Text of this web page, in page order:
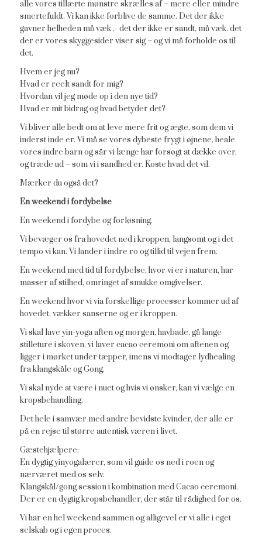
alle vores tillærte mønstre skrælles af – mere eller mindre
smertefuldt. Vi kan ikke forblive de samme. Det der ikke
gavner helheden må væk .- det der ikke er sandt, må væk. det
der er vores skyggesider viser sig – og vi må forholde os til
det.
Hvem er jeg nu?
Hvad er reelt sandt for mig?
Hvordan vil jeg møde op i den nye tid?
Hvad er mit bidrag og hvad betyder det?
Vi bliver alle bedt om at leve mere frit og ægte, som dem vi
inderst inde er. Vi må se vores dybeste frygt i øjnene, heale
vores indre barn og sår vi længe har forsøgt at dække over,
og træde ud – som vi i sandhed er. Koste hvad det vil.
Mærker du også det?
En weekend i fordybelse
En weekend i fordybe og forløsning.
Vi bevæger os fra hovedet ned i kroppen, langsomt og i det
tempo vi kan. Vi lander i indre ro og tillid til vejen frem.
En weekend med tid til fordybelse, hvor vi er i naturen, har
masser af stilhed, omringet af smukke omgivelser.
En weekend hvor vi via forskellige processer kommer ud af
hovedet, vækker sanserne og er i kroppen.
Vi skal lave yin-yoga aften og morgen, havbade, gå lange
stilleture i skoven, vi laver cacao ceremoni om aftenen og
ligger i mørket under tæpper, imens vi modtager lydhealing
fra klangskåle og Gong.
Vi skal nyde at være i nuet og hvis vi ønsker, kan vi vælge en
kropsbehandling.
Det hele i samvær med andre bevidste kvinder, der alle er
på en rejse til større autentisk væren i livet.
Gæstehjælpere:
En dygtig yinyogalærer, som vil guide os ned i roen og
nærværet med os selv.
Klangskål/gong session i kombination med Cacao ceremoni.
Der er en dygtig kropsbehandler, der står til rådighed for os.
Vi har en hel weekend sammen og alligevel er vi alle i eget
selskab og i egen proces.